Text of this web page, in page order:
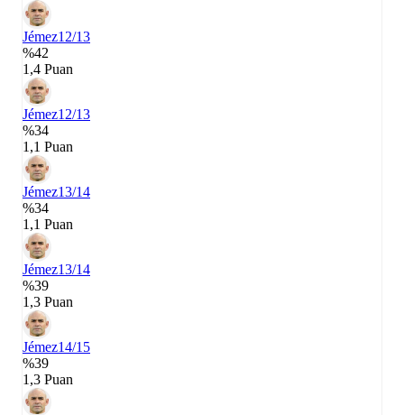
Jémez12/13
%42
1,4 Puan
Jémez12/13
%34
1,1 Puan
Jémez13/14
%34
1,1 Puan
Jémez13/14
%39
1,3 Puan
Jémez14/15
%39
1,3 Puan